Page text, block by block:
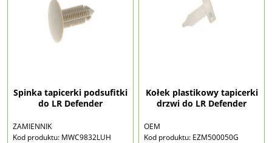
Spinka tapicerki podsufitki
do LR Defender
ZAMIENNIK
Kod produktu: MWC9832LUH
Kołek plastikowy tapicerki
drzwi do LR Defender
OEM
Kod produktu: EZM500050G